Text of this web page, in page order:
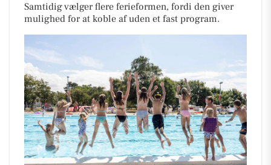
Samtidig vælger flere ferieformen, fordi den giver
mulighed for at koble af uden et fast program.